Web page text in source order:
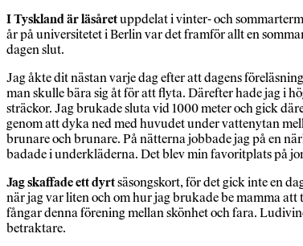
I Tyskland är läsåretuppdelat i vinter- och
år på universitetet i Berlin var det framför allt en
dagen slut.
Jag åkte dit nästan varje dag efter att dagens
man skulle bära sig åt för att flyta. Därefter hade jag i
sträckor. Jag brukade sluta vid 1000 meter och gick
genom att dyka ned med huvudet under vattenytan
brunare och brunare. På nätterna jobbade jag på en
badade i underkläderna. Det blev min favoritplats på
Jag skaffade ett dyrtsäsongskort, för det gick inte en
när jag var liten och om hur jag brukade be mamma
fångar denna förening mellan skönhet och fara.
betraktare.